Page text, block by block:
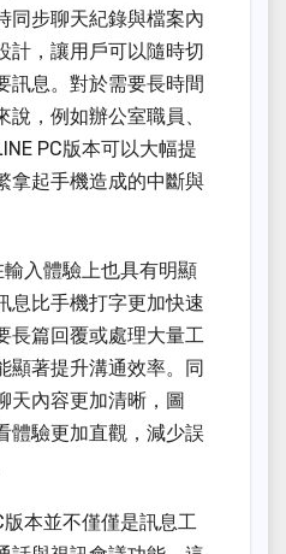
同步聊天紀錄與檔案內
計，讓用戶可以隨時切
訊息。對於需要長時間
，例如辦公室職員、
PC版本可以大幅提
拿起手機造成的中斷與
入體驗上也具有明顯
息比手機打字更加快速
長篇回覆或處理大量工
顯著提升溝通效率。同
天內容更加清晰，圖
體驗更加直觀，減少誤
本並不僅僅是訊息工